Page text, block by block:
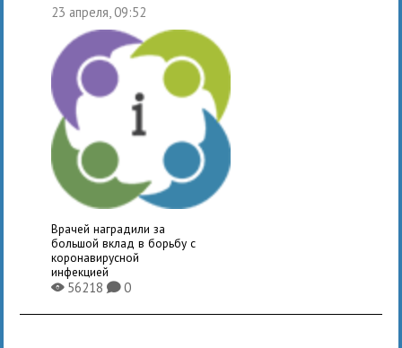
23 апреля, 09:52
Врачей наградили за
большой вклад в борьбу с
коронавирусной
инфекцией
X56218K0